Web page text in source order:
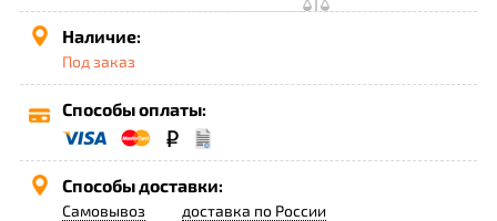
Наличие:
Под заказ
Способы оплаты:
Способы доставки:
Самовывоз доставка по России